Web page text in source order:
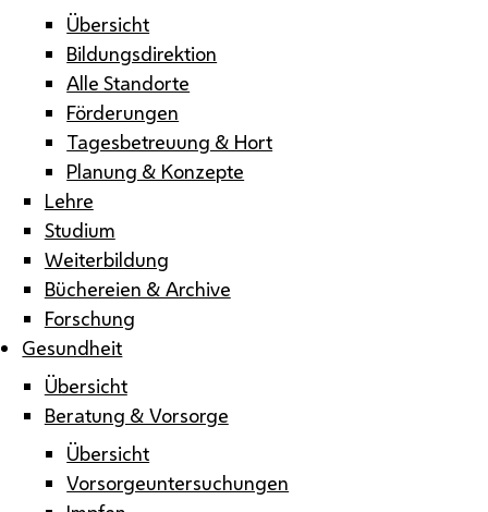
Übersicht
Bildungsdirektion
Alle Standorte
Förderungen
Tagesbetreuung & Hort
Planung & Konzepte
Lehre
Studium
Weiterbildung
Büchereien & Archive
Forschung
Gesundheit
Übersicht
Beratung & Vorsorge
Übersicht
Vorsorgeuntersuchungen